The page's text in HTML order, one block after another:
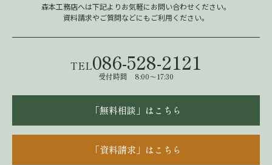
森本工務店へは下記よりお気軽にお問い合わせください。
資料請求やご質問などにもご利用ください。
TEL086-528-2121
受付時間 8:00～17:30
「無料相談」はこちら
「資料請求」はこちら